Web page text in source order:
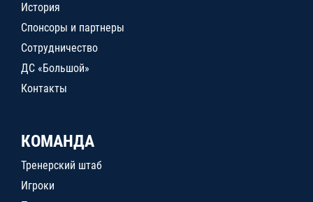
История
Спонсоры и партнеры
Сотрудничество
ДС «Большой»
Контакты
КОМАНДА
Тренерский штаб
Игроки